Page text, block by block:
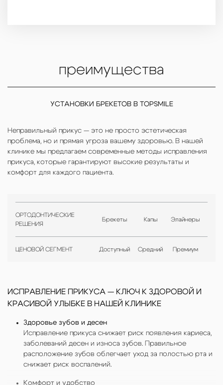
преимущества
УСТАНОВКИ БРЕКЕТОВ В TOPSMILE
Неправильный прикус — это не просто эстетическая
проблема, но и прямая угроза вашему здоровью. В нашей
клинике мы предлагаем современные методы исправления
прикуса, которые гарантируют высокие результаты и
комфорт для каждого пациента.
ОРТОДОНТИЧЕСКИЕ
РЕШЕНИЯ
Брекеты Капы Элайнеры
ЦЕНОВОЙ СЕГМЕНТ Доступный Средний Премиум
ИСПРАВЛЕНИЕ ПРИКУСА — КЛЮЧ К ЗДОРОВОЙ И
КРАСИВОЙ УЛЫБКЕ В НАШЕЙ КЛИНИКЕ
Здоровье зубов и десен
Исправление прикуса снижает риск появления кариеса,
заболеваний десен и износа зубов. Правильное
расположение зубов облегчает уход за полостью рта и
снижает риск воспалений.
Комфорт и удобство